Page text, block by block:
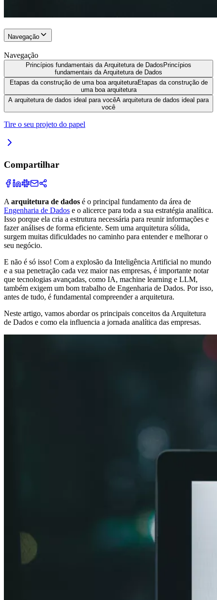
Navegação
Navegação
Princípios fundamentais da Arquitetura de Dados Princípios
fundamentais da Arquitetura de Dados
Etapas da construção de uma boa arquiteturaEtapas da construção de
uma boa arquitetura
A arquitetura de dados ideal para vocêA arquitetura de dados ideal para
você
Tire o seu projeto do papel
Compartilhar
A arquitetura de dados é o principal fundamento da área de
Engenharia de Dados e o alicerce para toda a sua estratégia analítica.
Isso porque ela cria a estrutura necessária para reunir informações e
fazer análises de forma eficiente. Sem uma arquitetura sólida,
surgem muitas dificuldades no caminho para entender e melhorar o
seu negócio.
E não é só isso! Com a explosão da Inteligência Artificial no mundo
e a sua penetração cada vez maior nas empresas, é importante notar
que tecnologias avançadas, como IA, machine learning e LLM,
também exigem um bom trabalho de Engenharia de Dados. Por isso,
antes de tudo, é fundamental compreender a arquitetura.
Neste artigo, vamos abordar os principais conceitos da Arquitetura
de Dados e como ela influencia a jornada analítica das empresas.